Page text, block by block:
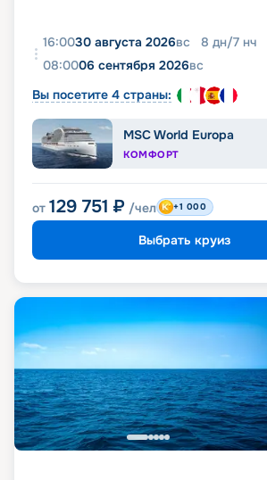
16:0030 августа 2026вс 8 дн/7 нч
08:0006 сентября 2026вс
Вы посетите 4 страны:
MSC World Europa
КОМФОРТ
от 129 751 ₽ /чел +1 000
Выбрать круиз